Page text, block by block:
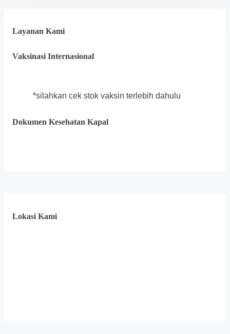
Layanan Kami
Vaksinasi Internasional
*silahkan cek stok vaksin terlebih dahulu
Dokumen Kesehatan Kapal
Lokasi Kami